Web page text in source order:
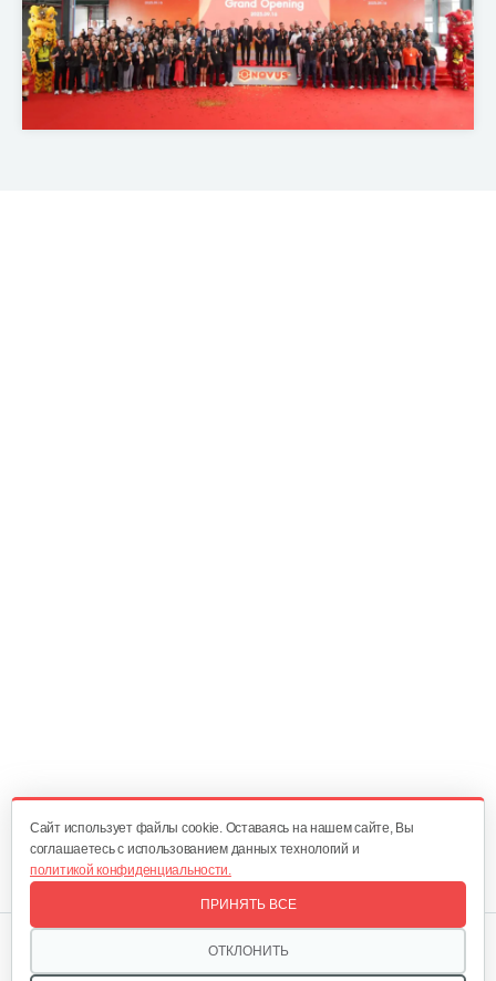
Cайт использует файлы cookie. Оставаясь на нашем сайте, Вы
соглашаетесь с использованием данных технологий и
политикой конфиденциальности.
ОТКЛОНИТЬ
ПРИНЯТЬ ВСЕ